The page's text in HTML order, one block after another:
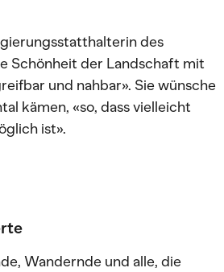
des
Schönheit der Landschaft mit
und nahbar». Sie wünsche
kämen, «so, dass vielleicht
ist».
Wandernde und alle, die